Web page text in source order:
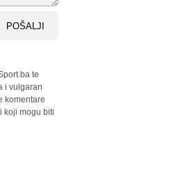
POŠALJI
te
i vulgaran
komentare
koji mogu biti